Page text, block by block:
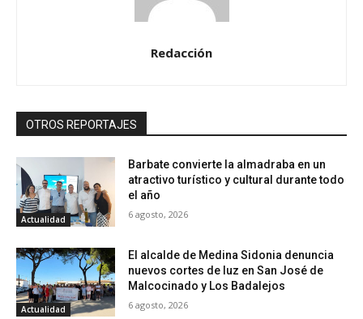
Redacción
OTROS REPORTAJES
Actualidad
Barbate convierte la almadraba en un
atractivo turístico y cultural durante todo
el año
6 agosto, 2026
Actualidad
El alcalde de Medina Sidonia denuncia
nuevos cortes de luz en San José de
Malcocinado y Los Badalejos
6 agosto, 2026